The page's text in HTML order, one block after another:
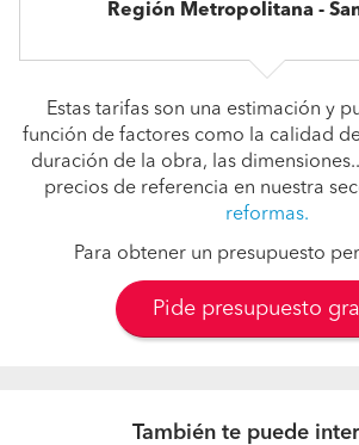
Región Metropolitana -
Estas tarifas son una estimación y
función de factores como la calidad
duración de la obra, las
precios de referencia en nuestra
reformas.
Para obtener un presupuesto
Pide presupuesto
También te puede